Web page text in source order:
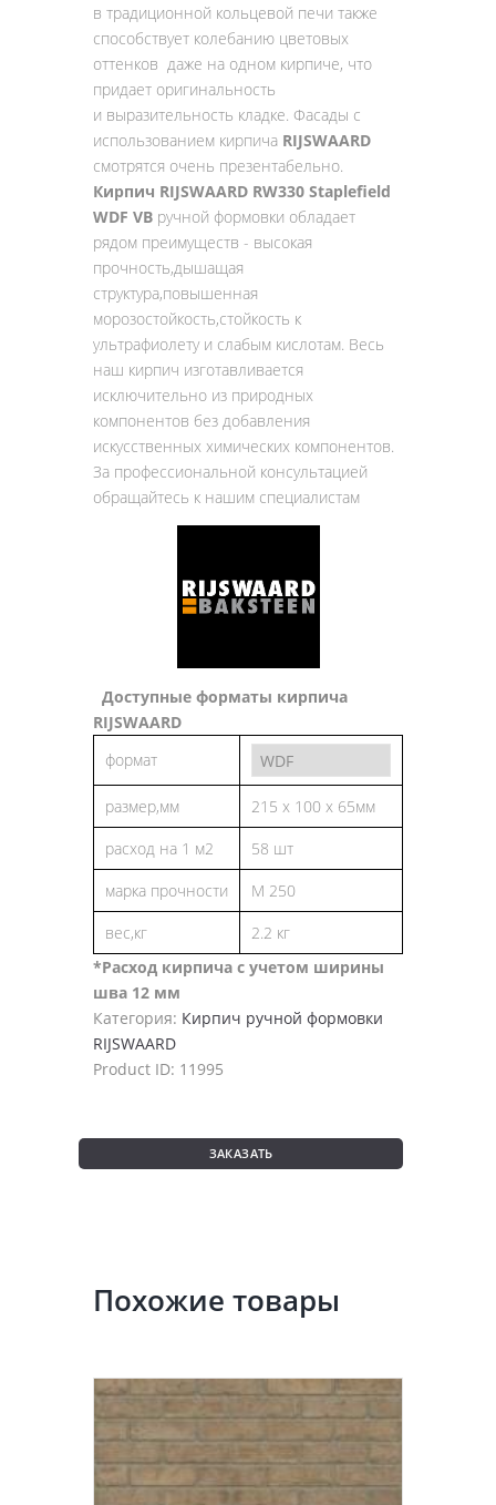
в традиционной кольцевой печи также
способствует колебанию цветовых
оттенков даже на одном кирпиче, что
придает оригинальность
и выразительность кладке. Фасады с
использованием кирпича RIJSWAARD
смотрятся очень презентабельно.
Кирпич RIJSWAARD RW330 Staplefield
WDF VB ручной формовки обладает
рядом преимуществ - высокая
прочность,дышащая
структура,повышенная
морозостойкость,стойкость к
ультрафиолету и слабым кислотам. Весь
наш кирпич изготавливается
исключительно из природных
компонентов без добавления
искусственных химических компонентов.
За профессиональной консультацией
обращайтесь к нашим специалистам
Доступные форматы кирпича
RIJSWAARD
формат
размер,мм
215 х 100 х 65мм
расход на 1 м2
58 шт
марка прочности
М 250
вес,кг
2.2 кг
*Расход кирпича с учетом ширины
шва 12 мм
Категория: Кирпич ручной формовки
RIJSWAARD
Product ID: 11995
ЗАКАЗАТЬ
Похожие товары